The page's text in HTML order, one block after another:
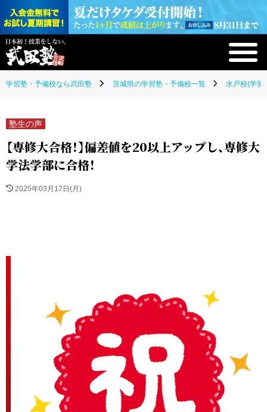
学習塾・予備校なら武田塾 茨城県の学習塾・予備校一覧 水戸校(学習
塾生の声
【専修大合格！】偏差値を20以上アップし、専修大
学法学部に合格！
2025年03月17日(月)